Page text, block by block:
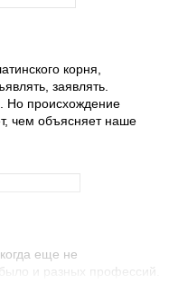
корня,
заявлять.
Но происхождение
чем объясняет наше
еще не
и разных профессий.